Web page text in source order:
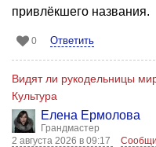
привлёкшего названия.
0 Ответить
Видят ли рукодельницы
Культура
Елена Ермолова
Грандмастер
2 августа 2026 в 09:17